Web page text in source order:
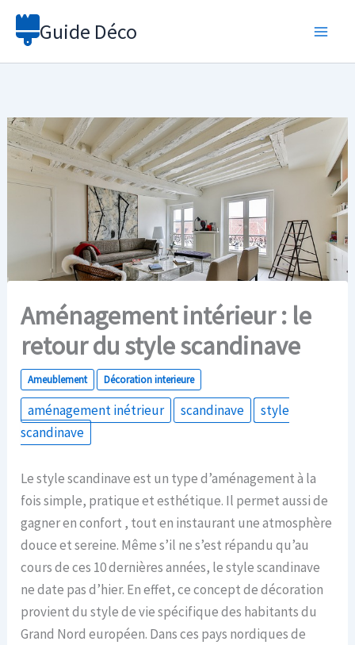
Aller
Guide Déco
Aménagement intérieur : le
retour du style scandinave
Ameublement Décoration interieure
aménagement inétrieur scandinave
style
scandinave
Le style scandinave est un type d’aménagement à la
fois simple, pratique et esthétique. Il permet aussi de
gagner en confort , tout en instaurant une atmosphère
douce et sereine. Même s’il ne s’est répandu qu’au
cours de ces 10 dernières années, le style scandinave
ne date pas d’hier. En effet, ce concept de décoration
provient du style de vie spécifique des habitants du
Grand Nord européen. Dans ces pays nordiques de